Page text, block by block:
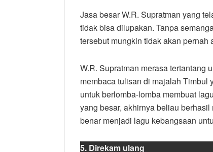
Jasa besar W.R. Supratman yang
tidak bisa dilupakan. Tanpa
tersebut mungkin tidak akan pernah
W.R. Supratman merasa tertantang
membaca tulisan di majalah Timbul
untuk berlomba-lomba membuat
yang besar, akhirnya beliau
benar menjadi lagu kebangsaan
5. Direkam ulang